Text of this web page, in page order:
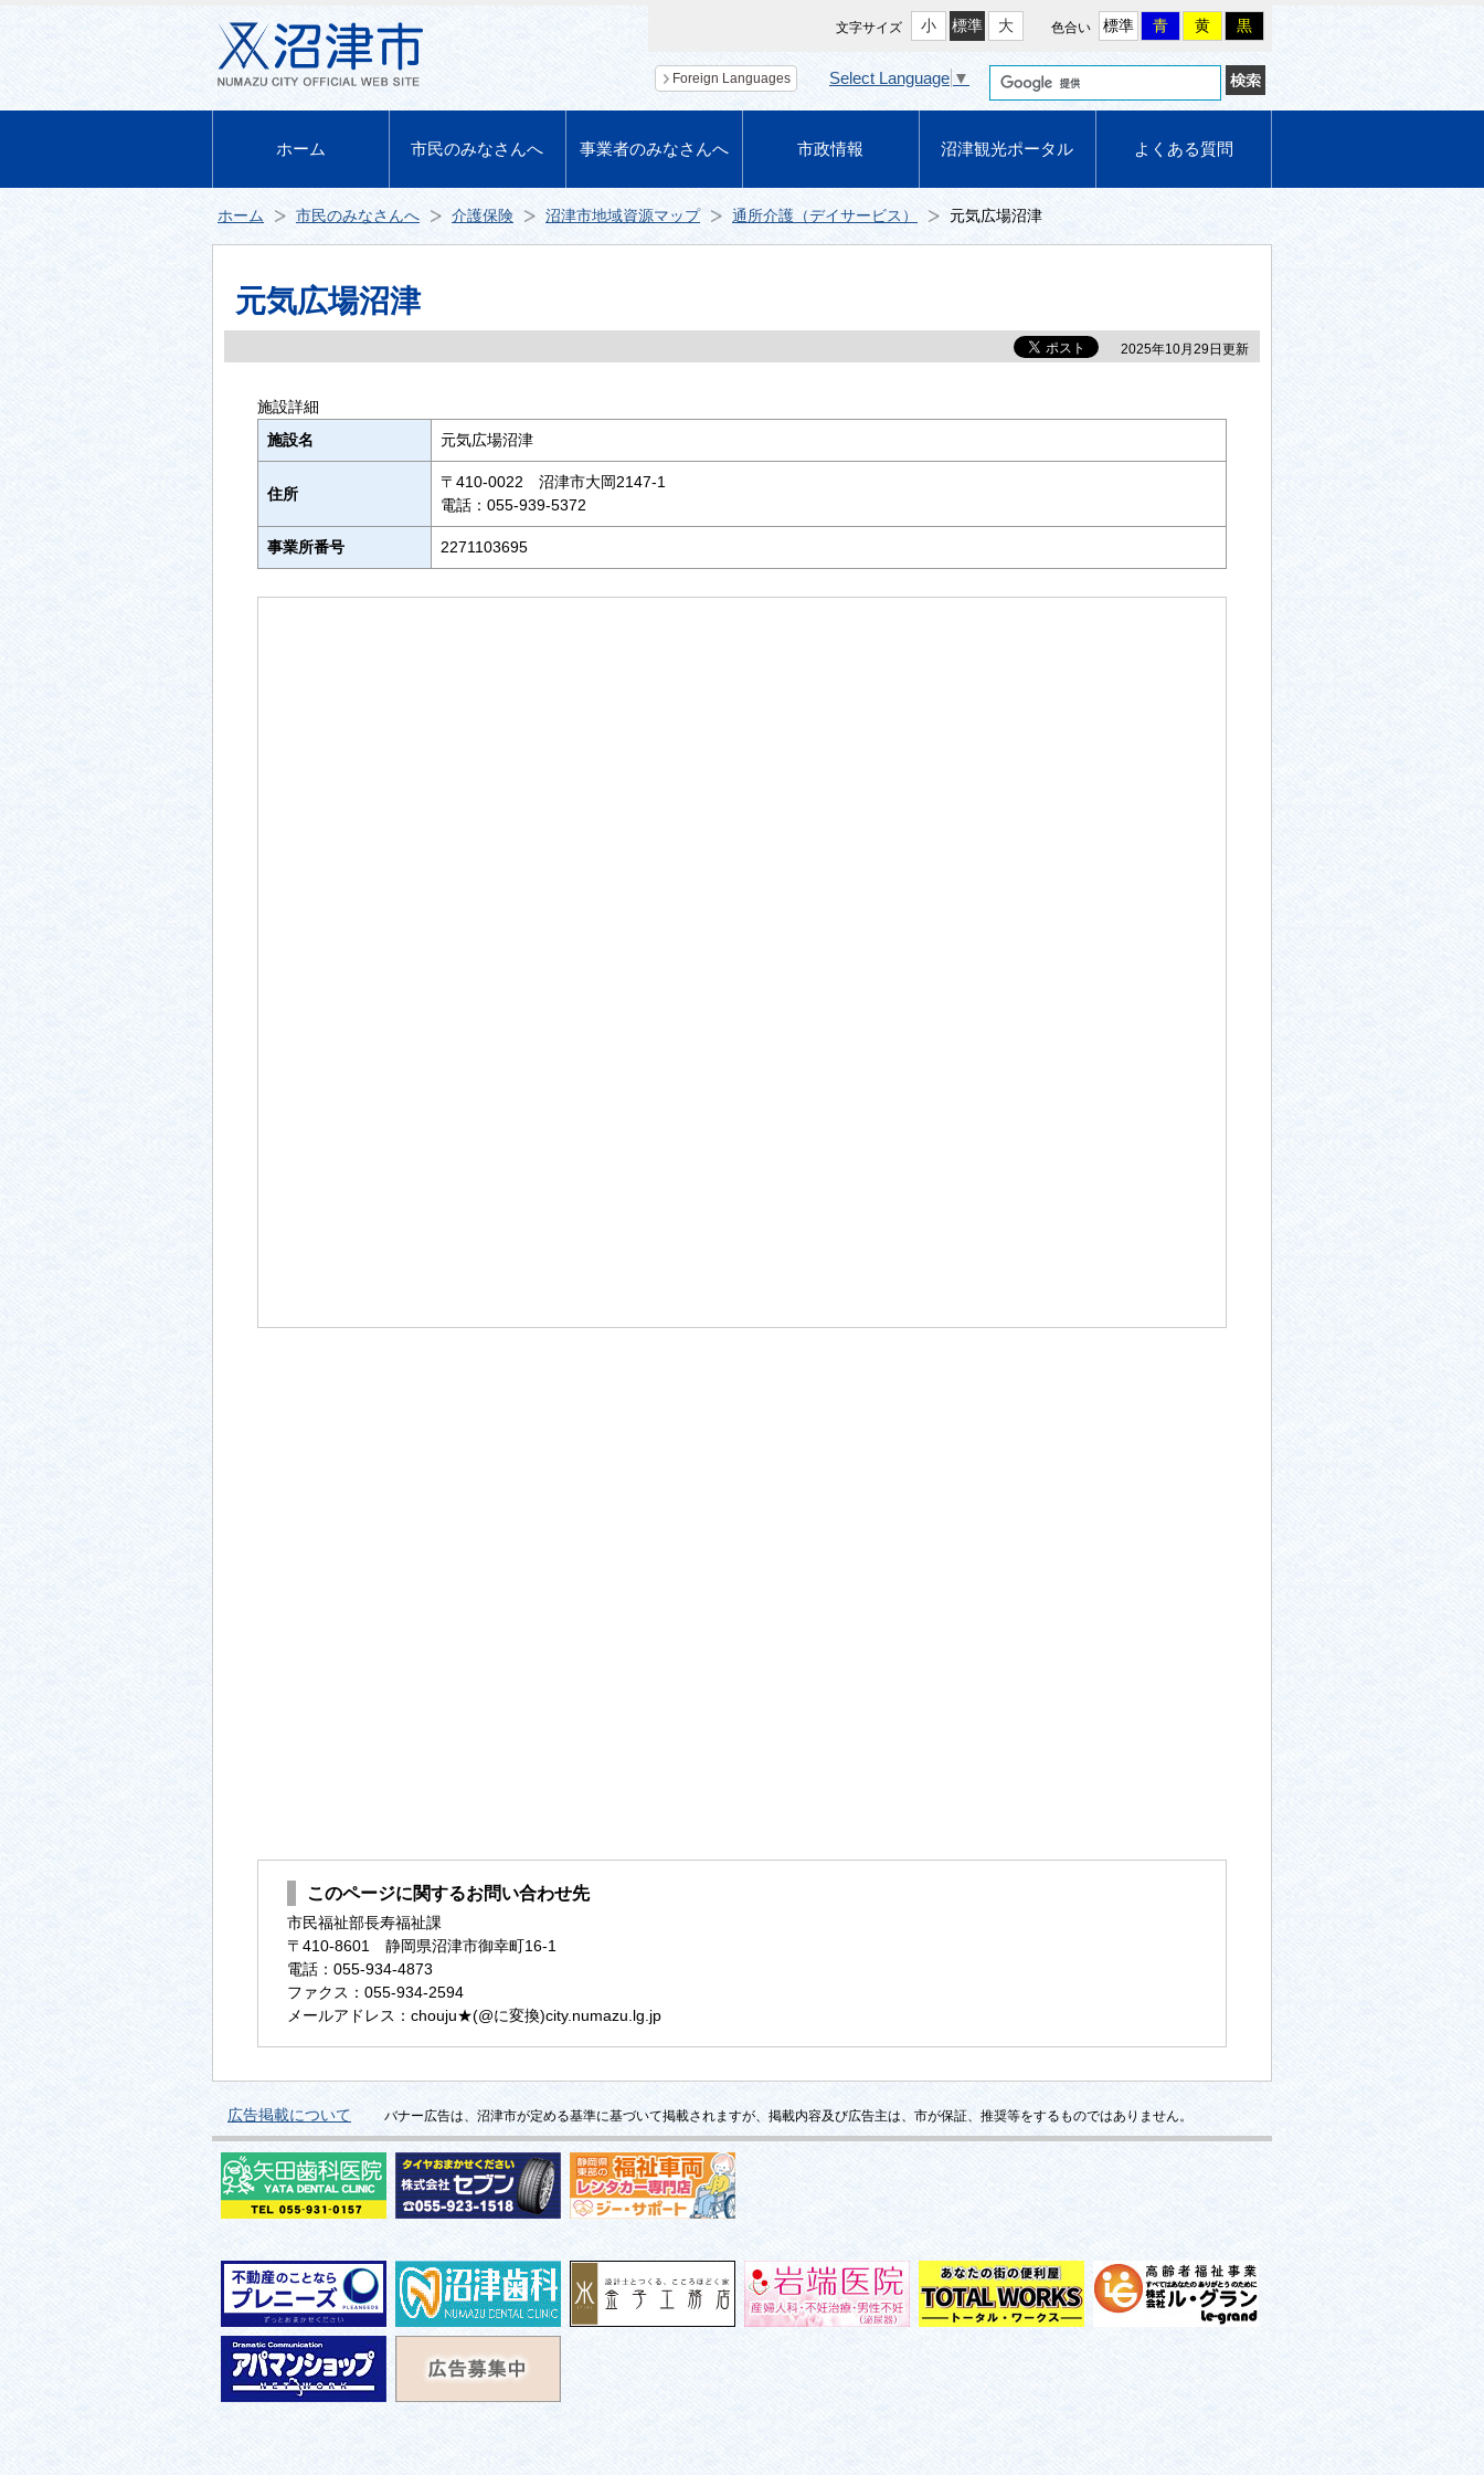
ホーム 市民のみなさんへ 事業者のみなさんへ 市政情報 沼津観光ポータル よくある質問
文字サイズ 小 標準 大 色合い 標準 青 黄 黒
Foreign Languages Select Language ▼
ホーム 市民のみなさんへ 介護保険 沼津市地域資源マップ 通所介護（デイサービス） 元気広場沼津
元気広場沼津
2025年10月29日更新
施設詳細
施設名
元気広場沼津
住所
〒410-0022 沼津市大岡2147-1
電話：055-939-5372
事業所番号 2271103695
このページに関するお問い合わせ先
市民福祉部長寿福祉課
〒410-8601 静岡県沼津市御幸町16-1
電話：055-934-4873
ファクス：055-934-2594
メールアドレス：chouju★(@に変換)city.numazu.lg.jp
広告掲載について バナー広告は、沼津市が定める基準に基づいて掲載されますが、掲載内容及び広告主は、市が保証、推奨等をするものではありません。